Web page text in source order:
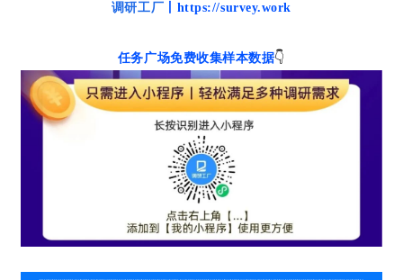
调研工厂 丨https://survey.work
任务广场免费收集样本数据👇